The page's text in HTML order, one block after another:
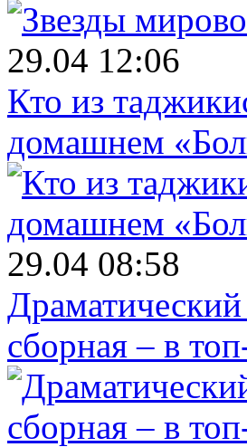
29.04 12:06
Кто из
домашнем
29.04 08:58
сборная – в